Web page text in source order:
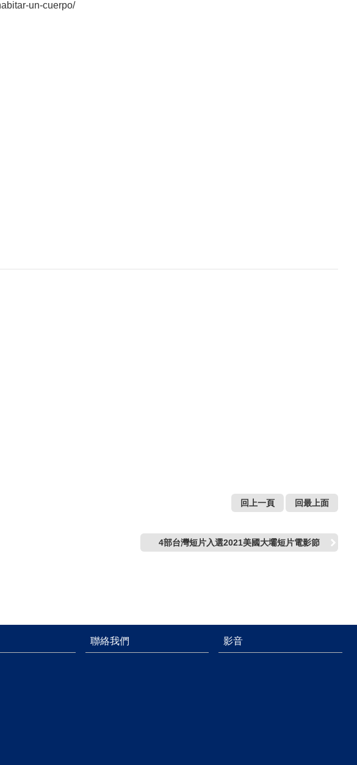
un-cuerpo/
回上一頁 回最上面
4部台灣短片入選2021美國大壩短片電影節
聯絡我們 影音